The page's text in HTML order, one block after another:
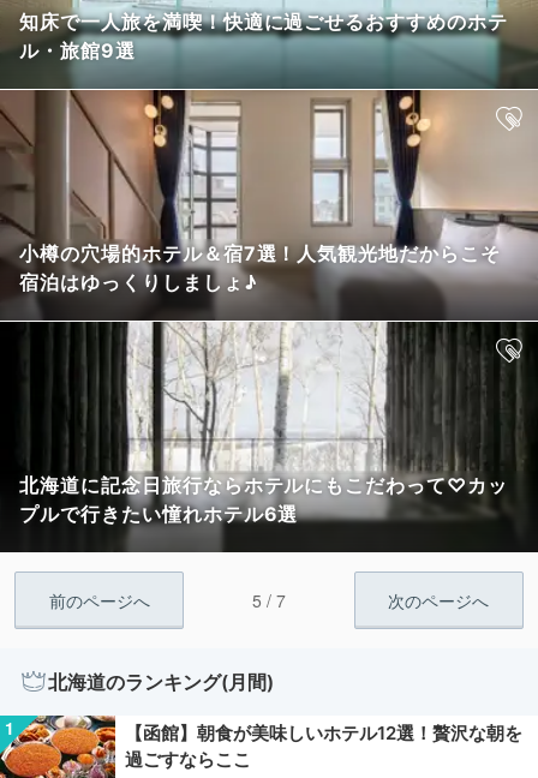
知床で一人旅を満喫！快適に過ごせるおすすめのホテ
ル・旅館9選
小樽の穴場的ホテル＆宿7選！人気観光地だからこそ
宿泊はゆっくりしましょ♪
北海道に記念日旅行ならホテルにもこだわって♡カッ
プルで行きたい憧れホテル6選
前のページへ 5 / 7 次のページへ
北海道のランキング(月間)
【函館】朝食が美味しいホテル12選！贅沢な朝を
過ごすならここ